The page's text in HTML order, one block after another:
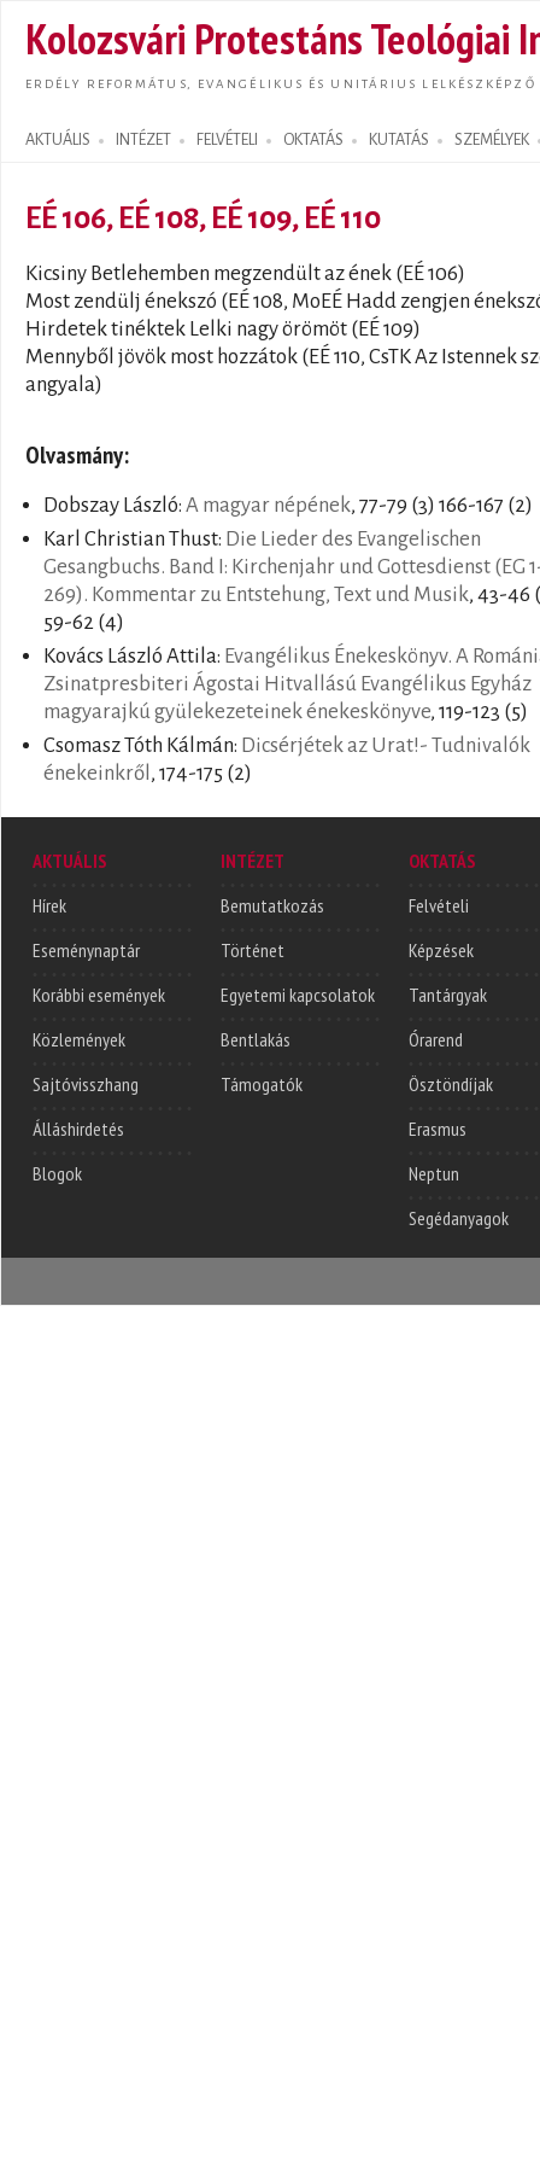
Kolozsvári Protestáns Teológiai
ERDÉLY REFORMÁTUS, EVANGÉLIKUS ÉS UNITÁRIUS LELKÉSZKÉPZŐ
AKTUÁLIS INTÉZET FELVÉTELI OKTATÁS KUTATÁS SZEMÉLYEK
Search form
EÉ 106, EÉ 108, EÉ 109, EÉ 110
Kicsiny Betlehemben megzendült az ének (EÉ 106)
Most zendülj énekszó (EÉ 108, MoEÉ Hadd zengjen
Hirdetek tinéktek Lelki nagy örömöt (EÉ 109)
Mennyből jövök most hozzátok (EÉ 110, CsTK Az Istennek
angyala)
Olvasmány:
Dobszay László: A magyar népének, 77-79 (3) 166-167 (2)
Karl Christian Thust: Die Lieder des Evangelischen
Gesangbuchs. Band I: Kirchenjahr und Gottesdienst (EG
269). Kommentar zu Entstehung, Text und Musik, 43-46
59-62 (4)
Kovács László Attila: Evangélikus Énekeskönyv. A
Zsinatpresbiteri Ágostai Hitvallású Evangélikus Egyház
magyarajkú gyülekezeteinek énekeskönyve, 119-123 (5)
Csomasz Tóth Kálmán: Dicsérjétek az Urat!- Tudnivalók
énekeinkről , 174-175 (2)
AKTUÁLIS
Hírek
Eseménynaptár
Korábbi események
Közlemények
Sajtóvisszhang
Álláshirdetés
Blogok
INTÉZET
Bemutatkozás
Történet
Egyetemi kapcsolatok
Bentlakás
Támogatók
OKTATÁS
Felvételi
Képzések
Tantárgyak
Órarend
Ösztöndíjak
Erasmus
Neptun
Segédanyagok